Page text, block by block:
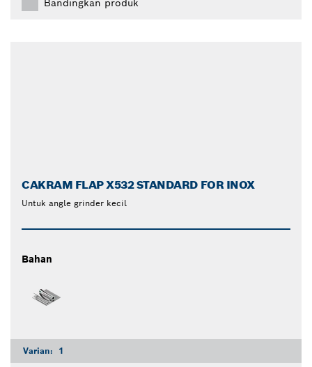
Bandingkan produk
CAKRAM FLAP X532 STANDARD FOR INOX
Untuk angle grinder kecil
Bahan
Varian: 1